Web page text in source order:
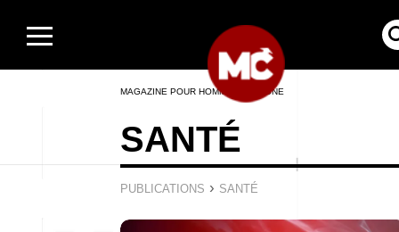
MAGAZINE POUR HOMMES EN LIGNE
SANTÉ
PUBLICATIONS › SANTÉ